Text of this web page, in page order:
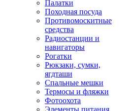
Палатки
Походная посуда
Противомоскитные
средства
Радиостанции и
навигаторы
Рогатки
Рюкзаки, сумки,
ягдташи
Спальные мешки
Термосы и фляжки
Фотоохота
Элементы питания